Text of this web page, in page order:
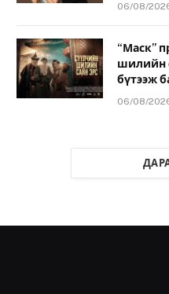
06/08/
“Маск”
шилийн
бүтээж
06/08/